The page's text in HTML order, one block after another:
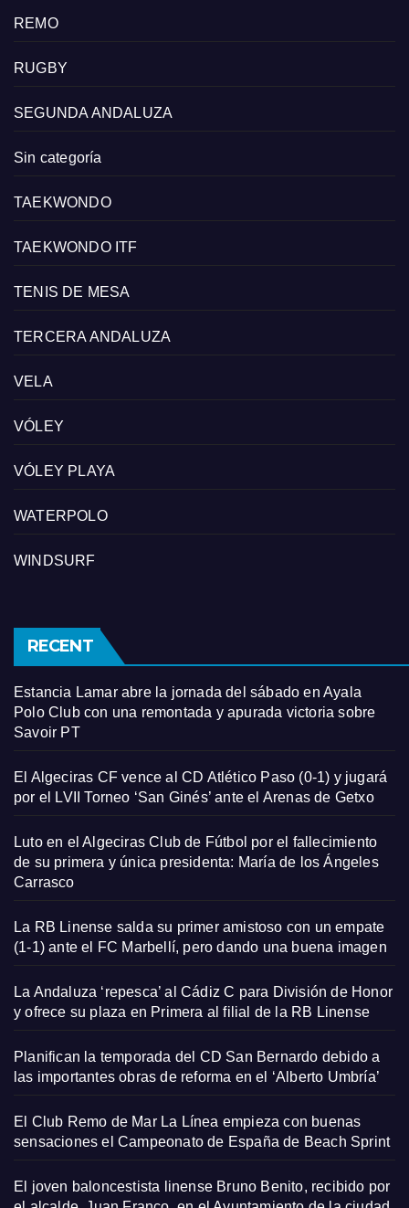
REMO
RUGBY
SEGUNDA ANDALUZA
Sin categoría
TAEKWONDO
TAEKWONDO ITF
TENIS DE MESA
TERCERA ANDALUZA
VELA
VÓLEY
VÓLEY PLAYA
WATERPOLO
WINDSURF
RECENT
Estancia Lamar abre la jornada del sábado en Ayala
Polo Club con una remontada y apurada victoria sobre
Savoir PT
El Algeciras CF vence al CD Atlético Paso (0-1) y jugará
por el LVII Torneo ‘San Ginés’ ante el Arenas de Getxo
Luto en el Algeciras Club de Fútbol por el fallecimiento
de su primera y única presidenta: María de los Ángeles
Carrasco
La RB Linense salda su primer amistoso con un empate
(1-1) ante el FC Marbellí, pero dando una buena imagen
La Andaluza ‘repesca’ al Cádiz C para División de Honor
y ofrece su plaza en Primera al filial de la RB Linense
Planifican la temporada del CD San Bernardo debido a
las importantes obras de reforma en el ‘Alberto Umbría’
El Club Remo de Mar La Línea empieza con buenas
sensaciones el Campeonato de España de Beach Sprint
El joven baloncestista linense Bruno Benito, recibido por